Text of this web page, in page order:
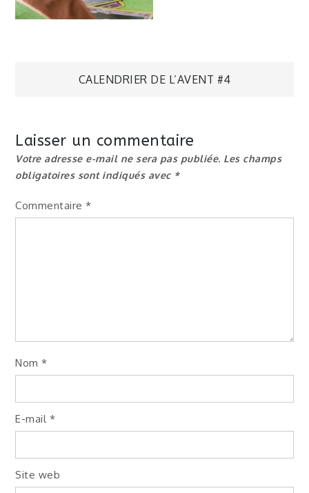
Navigation
l’article
CALENDRIER DE L’AVENT #4
Laisser un commentaire
Votre adresse e-mail ne sera pas publiée. Les champs
obligatoires sont indiqués avec *
Commentaire*
Nom*
E-mail *
Site web